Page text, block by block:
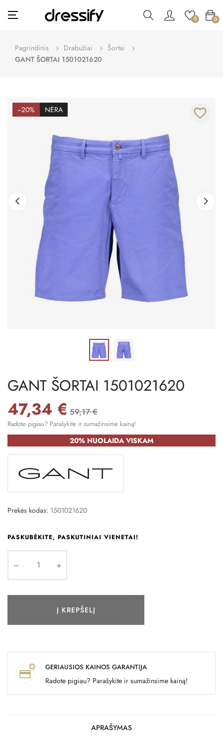
Toggle
navigation
☰ 0 0
Pagrindinis Drabužiai
Šortai
GANT ŠORTAI 1501021620
−20% NĖRA favorite_border
GANT ŠORTAI 1501021620
47,34 € 59,17 €
Radote pigiau? Parašykite ir sumažinsime kainą!
20% NUOLAIDA VISKAM
Prekės kodas: 1501021620
PASKUBĖKITE, PASKUTINIAI VIENETAI!
Į KREPŠELĮ
GERIAUSIOS KAINOS GARANTIJA
Radote pigiau? Parašykite ir sumažinsime kainą!
APRAŠYMAS